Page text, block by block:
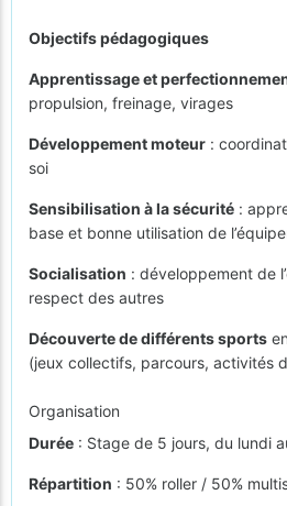
Objectifs pédagogiques
Apprentissage et
propulsion, freinage, virages
Développement moteur :
soi
Sensibilisation à la sécurité :
base et bonne utilisation de
Socialisation : développement de
respect des autres
Découverte de différents sports
(jeux collectifs, parcours, activités
Organisation
Durée : Stage de 5 jours, du lundi
Répartition : 50% roller / 50%